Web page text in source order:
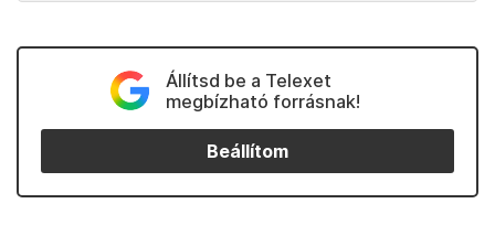
Állítsd be a Telexet
megbízható forrásnak!
Beállítom